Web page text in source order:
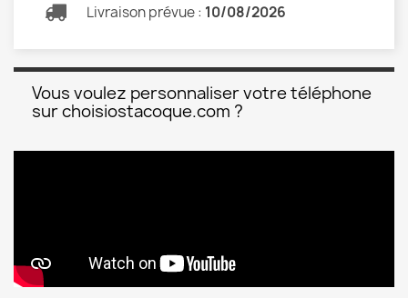
Livraison prévue : 10/08/2026
Vous voulez personnaliser votre téléphone
sur choisiostacoque.com ?